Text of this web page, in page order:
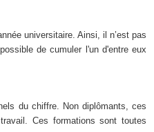
universitaire. Ainsi, il n’est pas
de cumuler l'un d'entre eux
du chiffre. Non diplômants, ces
Ces formations sont toutes